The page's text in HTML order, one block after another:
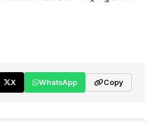
X WhatsApp Copy